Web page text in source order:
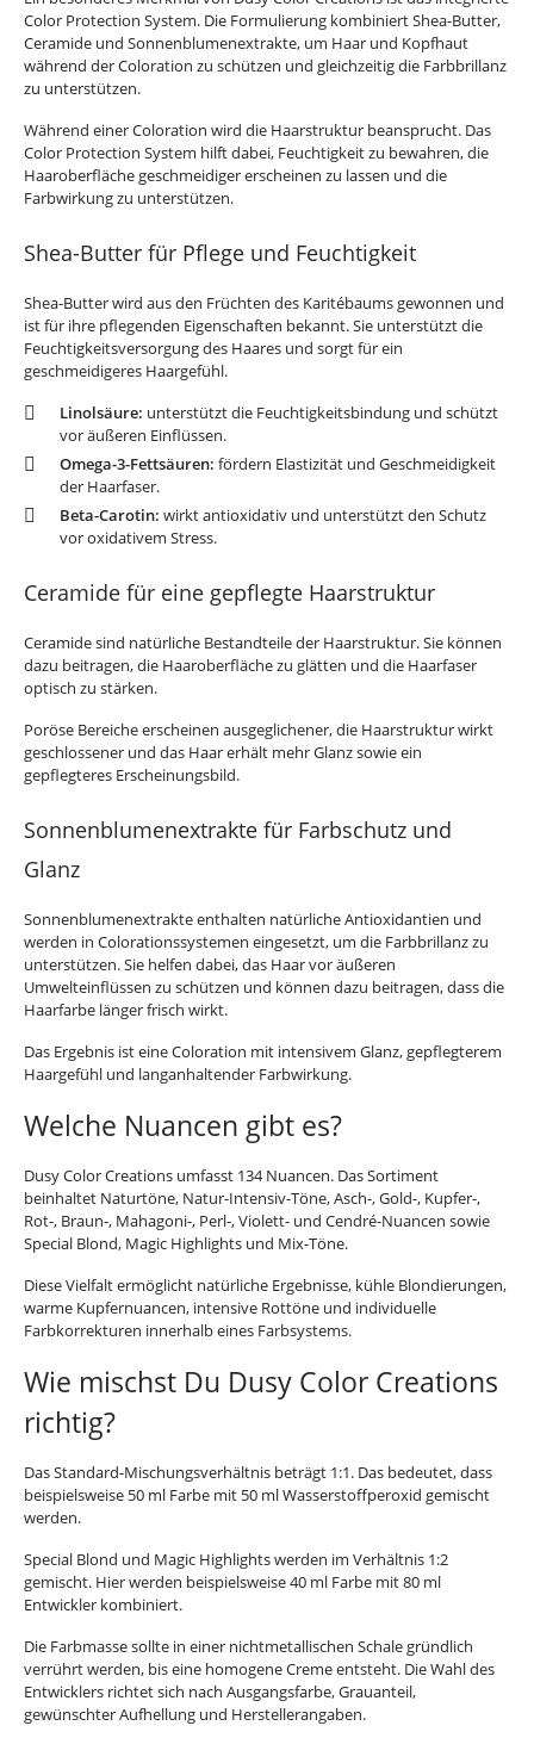
Color Protection System. Die Formulierung kombiniert Shea-Butter,
Ceramide und Sonnenblumenextrakte, um Haar und Kopfhaut
während der Coloration zu schützen und gleichzeitig die Farbbrillanz
zu unterstützen.
Während einer Coloration wird die Haarstruktur beansprucht. Das
Color Protection System hilft dabei, Feuchtigkeit zu bewahren, die
Haaroberfläche geschmeidiger erscheinen zu lassen und die
Farbwirkung zu unterstützen.
Shea-Butter für Pflege und Feuchtigkeit
Shea-Butter wird aus den Früchten des Karitébaums gewonnen und
ist für ihre pflegenden Eigenschaften bekannt. Sie unterstützt die
Feuchtigkeitsversorgung des Haares und sorgt für ein
geschmeidigeres Haargefühl.
Linolsäure: unterstützt die Feuchtigkeitsbindung und schützt
vor äußeren Einflüssen.
Omega-3-Fettsäuren: fördern Elastizität und Geschmeidigkeit
der Haarfaser.
Beta-Carotin: wirkt antioxidativ und unterstützt den Schutz
vor oxidativem Stress.
Ceramide für eine gepflegte Haarstruktur
Ceramide sind natürliche Bestandteile der Haarstruktur. Sie können
dazu beitragen, die Haaroberfläche zu glätten und die Haarfaser
optisch zu stärken.
Poröse Bereiche erscheinen ausgeglichener, die Haarstruktur wirkt
geschlossener und das Haar erhält mehr Glanz sowie ein
gepflegteres Erscheinungsbild.
Sonnenblumenextrakte für Farbschutz und
Glanz
Sonnenblumenextrakte enthalten natürliche Antioxidantien und
werden in Colorationssystemen eingesetzt, um die Farbbrillanz zu
unterstützen. Sie helfen dabei, das Haar vor äußeren
Umwelteinflüssen zu schützen und können dazu beitragen, dass die
Haarfarbe länger frisch wirkt.
Das Ergebnis ist eine Coloration mit intensivem Glanz, gepflegterem
Haargefühl und langanhaltender Farbwirkung.
Welche Nuancen gibt es?
Dusy Color Creations umfasst 134 Nuancen. Das Sortiment
beinhaltet Naturtöne, Natur-Intensiv-Töne, Asch-, Gold-, Kupfer-,
Rot-, Braun-, Mahagoni-, Perl-, Violett- und Cendré-Nuancen sowie
Special Blond, Magic Highlights und Mix-Töne.
Diese Vielfalt ermöglicht natürliche Ergebnisse, kühle Blondierungen,
warme Kupfernuancen, intensive Rottöne und individuelle
Farbkorrekturen innerhalb eines Farbsystems.
Wie mischst Du Dusy Color Creations
richtig?
Das Standard-Mischungsverhältnis beträgt 1:1. Das bedeutet, dass
beispielsweise 50 ml Farbe mit 50 ml Wasserstoffperoxid gemischt
werden.
Special Blond und Magic Highlights werden im Verhältnis 1:2
gemischt. Hier werden beispielsweise 40 ml Farbe mit 80 ml
Entwickler kombiniert.
Die Farbmasse sollte in einer nichtmetallischen Schale gründlich
verrührt werden, bis eine homogene Creme entsteht. Die Wahl des
Entwicklers richtet sich nach Ausgangsfarbe, Grauanteil,
gewünschter Aufhellung und Herstellerangaben.